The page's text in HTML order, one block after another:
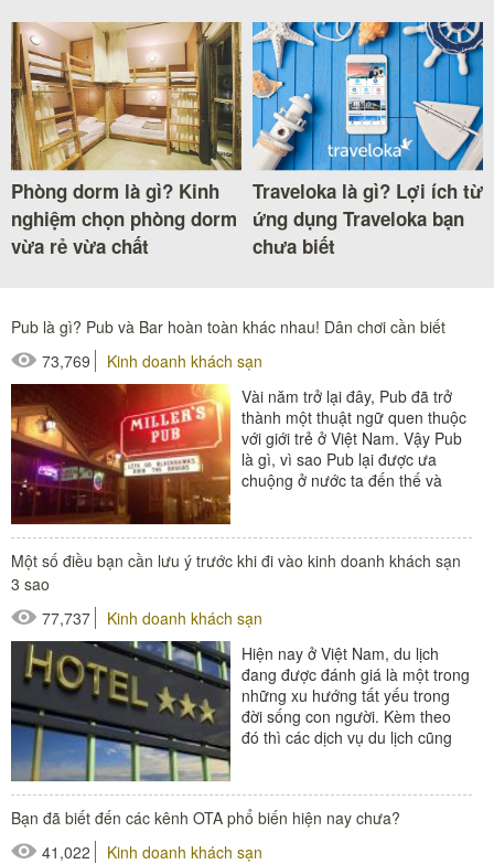
Phòng dorm là gì? Kinh
nghiệm chọn phòng dorm
vừa rẻ vừa chất
Traveloka là gì? Lợi ích từ
ứng dụng Traveloka bạn
chưa biết
Pub là gì? Pub và Bar hoàn toàn khác nhau! Dân chơi cần biết
73,769
Kinh doanh khách sạn
Vài năm trở lại đây, Pub đã trở
thành một thuật ngữ quen thuộc
với giới trẻ ở Việt Nam. Vậy Pub
là gì, vì sao Pub lại được ưa
chuộng ở nước ta đến thế và
#thiết bị sảnh - ngoại cảnh
Một số điều bạn cần lưu ý trước khi đi vào kinh doanh khách sạn
3 sao
77,737
Kinh doanh khách sạn
Hiện nay ở Việt Nam, du lịch
đang được đánh giá là một trong
những xu hướng tất yếu trong
đời sống con người. Kèm theo
đó thì các dịch vụ du lịch cũng
#thiết bị sảnh - ngoại cảnh
Bạn đã biết đến các kênh OTA phổ biến hiện nay chưa?
41,022
Kinh doanh khách sạn